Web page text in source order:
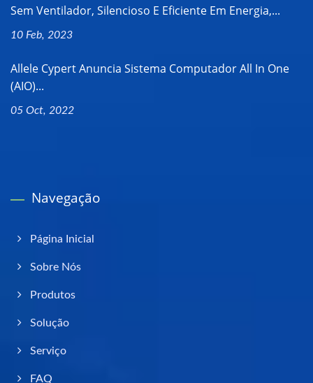
Sem Ventilador, Silencioso E Eficiente Em Energia,...
10 Feb, 2023
Allele Cypert Anuncia Sistema Computador All In One
(AIO)...
05 Oct, 2022
Navegação
Página Inicial
Sobre Nós
Produtos
Solução
Serviço
FAQ